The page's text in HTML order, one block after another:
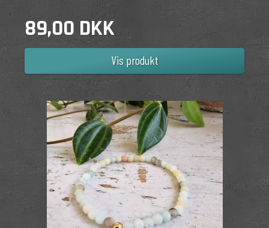
89,00 DKK
Vis produkt